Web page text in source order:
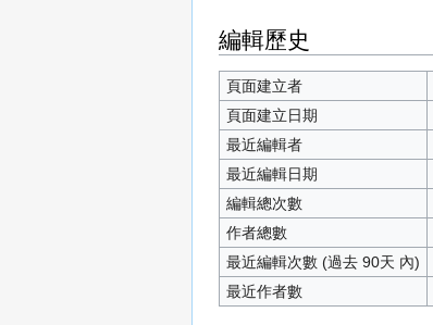
編輯歷史
頁面建立者
頁面建立日期
最近編輯者
最近編輯日期
編輯總次數
作者總數
最近編輯次數 (過去 90天 內)
最近作者數